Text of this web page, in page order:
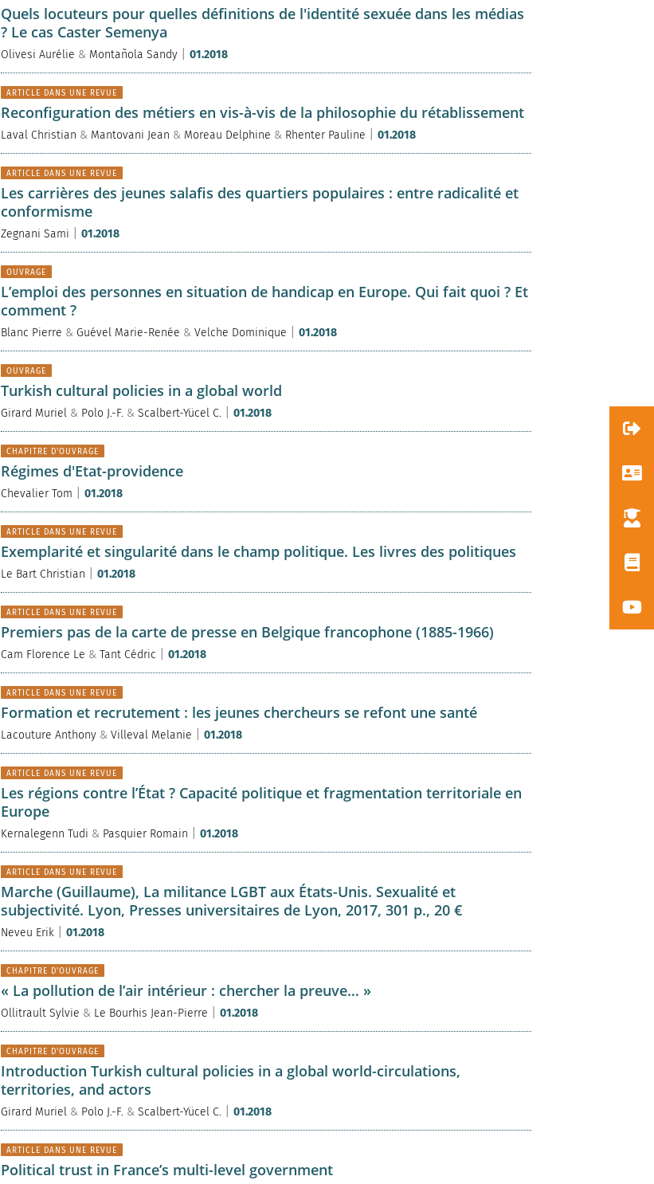
Quels locuteurs pour quelles définitions de l'identité sexuée dans les médias
? Le cas Caster Semenya
Olivesi Aurélie & Montañola Sandy| 01.2018
ARTICLE DANS UNE REVUE
Reconfiguration des métiers en vis-à-vis de la philosophie du rétablissement
Laval Christian & Mantovani Jean & Moreau Delphine & Rhenter Pauline 01.2018
ARTICLE DANS UNE REVUE
Les carrières des jeunes salafis des quartiers populaires : entre radicalité et
conformisme
Zegnani Sami 01.2018
OUVRAGE
L’emploi des personnes en situation de handicap en Europe. Qui fait quoi ? Et
comment ?
Blanc Pierre & Guével Marie-Renée & Velche Dominique 01.2018
OUVRAGE
Turkish cultural policies in a global world
Girard Muriel& Polo J.-F. & Scalbert-Yücel C. 01.2018
CHAPITRE D'OUVRAGE
Régimes d'Etat-providence
Chevalier Tom 01.2018
ARTICLE DANS UNE REVUE
Exemplarité et singularité dans le champ politique. Les livres des politiques
Le Bart Christian 01.2018
ARTICLE DANS UNE REVUE
Premiers pas de la carte de presse en Belgique francophone (1885-1966)
Cam Florence Le & Tant Cédric 01.2018
ARTICLE DANS UNE REVUE
Formation et recrutement : les jeunes chercheurs se refont une santé
Lacouture Anthony& Villeval Melanie 01.2018
ARTICLE DANS UNE REVUE
Les régions contre l’État ? Capacité politique et fragmentation territoriale en
Europe
Kernalegenn Tudi & Pasquier Romain 01.2018
ARTICLE DANS UNE REVUE
Marche (Guillaume), La militance LGBT aux États-Unis. Sexualité et
subjectivité. Lyon, Presses universitaires de Lyon, 2017, 301 p., 20 €
Neveu Erik 01.2018
CHAPITRE D'OUVRAGE
« La pollution de l’air intérieur : chercher la preuve… »
Ollitrault Sylvie & Le Bourhis Jean-Pierre 01.2018
CHAPITRE D'OUVRAGE
Introduction Turkish cultural policies in a global world-circulations,
territories, and actors
Girard Muriel& Polo J.-F. & Scalbert-Yücel C. 01.2018
ARTICLE DANS UNE REVUE
Political trust in France’s multi-level government